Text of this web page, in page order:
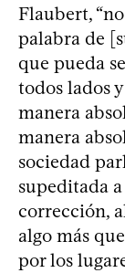
Flaubert,
palabra de
que pueda
todos lados
manera
manera
sociedad
supeditada
corrección,
algo más
por los